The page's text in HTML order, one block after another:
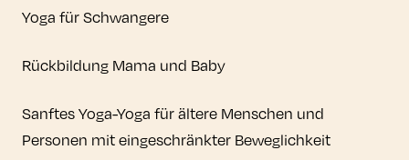
Yoga für Schwangere
Rückbildung Mama und Baby
Sanftes Yoga-Yoga für ältere Menschen und
Personen mit eingeschränkter Beweglichkeit